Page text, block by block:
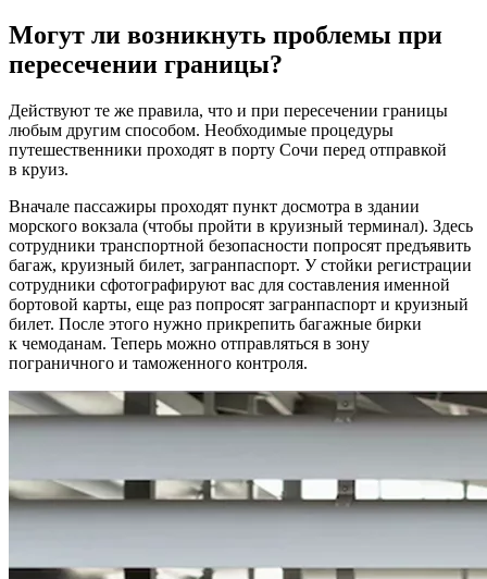
Могут ли возникнуть проблемы при
пересечении границы?
Действуют те же правила, что и при пересечении границы
любым другим способом. Необходимые процедуры
путешественники проходят в порту Сочи перед отправкой
в круиз.
Вначале пассажиры проходят пункт досмотра в здании
морского вокзала (чтобы пройти в круизный терминал). Здесь
сотрудники транспортной безопасности попросят предъявить
багаж, круизный билет, загранпаспорт. У стойки регистрации
сотрудники сфотографируют вас для составления именной
бортовой карты, еще раз попросят загранпаспорт и круизный
билет. После этого нужно прикрепить багажные бирки
к чемоданам. Теперь можно отправляться в зону
пограничного и таможенного контроля.